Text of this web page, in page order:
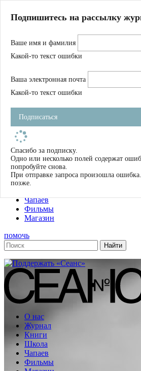
Магазин
Журнал
Школа
Устав
Фильмы
Имена
Тэги
О нас
Журнал
Книги
Чапаев
Фильмы
Магазин
помочь
О нас
Журнал
Книги
Школа
Чапаев
Фильмы
Подпишитесь на рассылку
Ваше имя и фамилия
Какой-то текст ошибки
Ваша электронная почта
Какой-то текст ошибки
Подписаться
Спасибо за подписку.
Одно или несколько полей содержат
попробуйте снова.
При отправке запроса произошла
позже.